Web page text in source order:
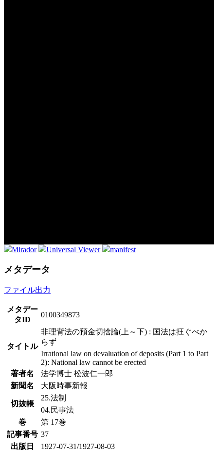
Mirador Universal Viewer manifest
メタデータ
ファイル出力
メタデー
タID
0100349873
タイトル
非理背法の預金切捨論(上～下) : 国法は抂ぐべか
らず
Irrational law on devaluation of deposits (Part 1 to Part
2): National law cannot be erected
著者名
法学博士 松波仁一郎
新聞名
大阪時事新報
切抜帳
25.法制
04.民事法
巻
第 17巻
記事番号 37
出版日
1927-07-31/1927-08-03